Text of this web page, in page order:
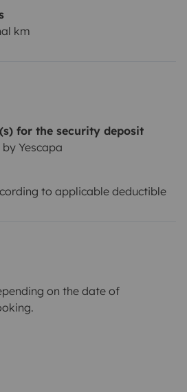
km
for the security deposit
Yescapa
to applicable deductible
on the date of